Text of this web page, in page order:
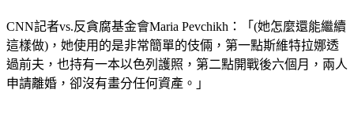
CNN記者vs.反貪腐基金會Maria Pevchikh：「(她怎麼還能繼續
這樣做)，她使用的是非常簡單的伎倆，第一點斯維特拉娜透
過前夫，也持有一本以色列護照，第二點開戰後六個月，兩人
申請離婚，卻沒有畫分任何資產。」